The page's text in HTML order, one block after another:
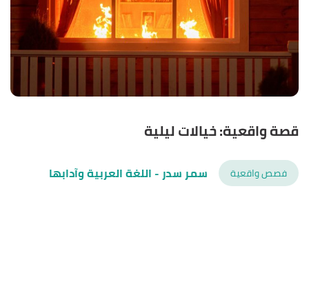
قصة واقعية: خيالات ليلية
فصص واقعية سمر سدر- اللغة العربية وآدابها